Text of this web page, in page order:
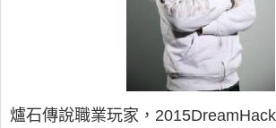
爐石傳說職業玩家，